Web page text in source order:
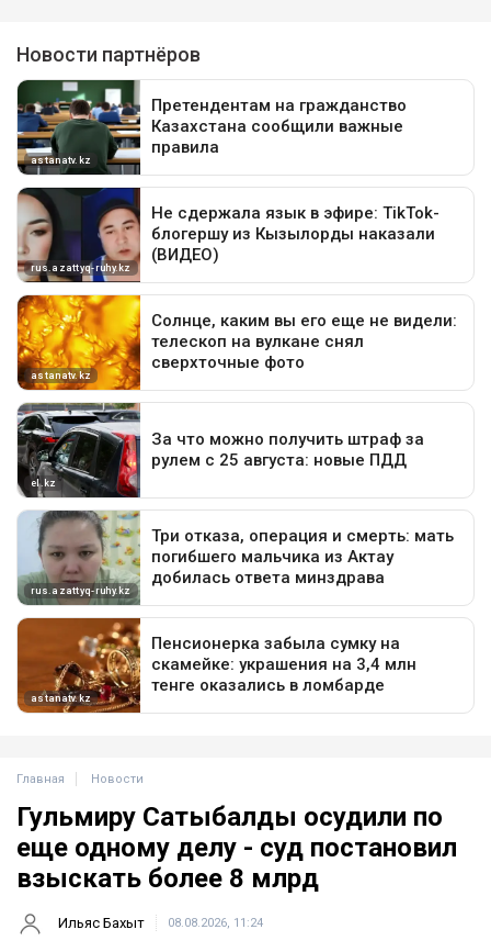
Главная Новости
Гульмиру Сатыбалды осудили по
еще одному делу - суд постановил
взыскать более 8 млрд
Ильяс Бахыт 08.08.2026, 11:24